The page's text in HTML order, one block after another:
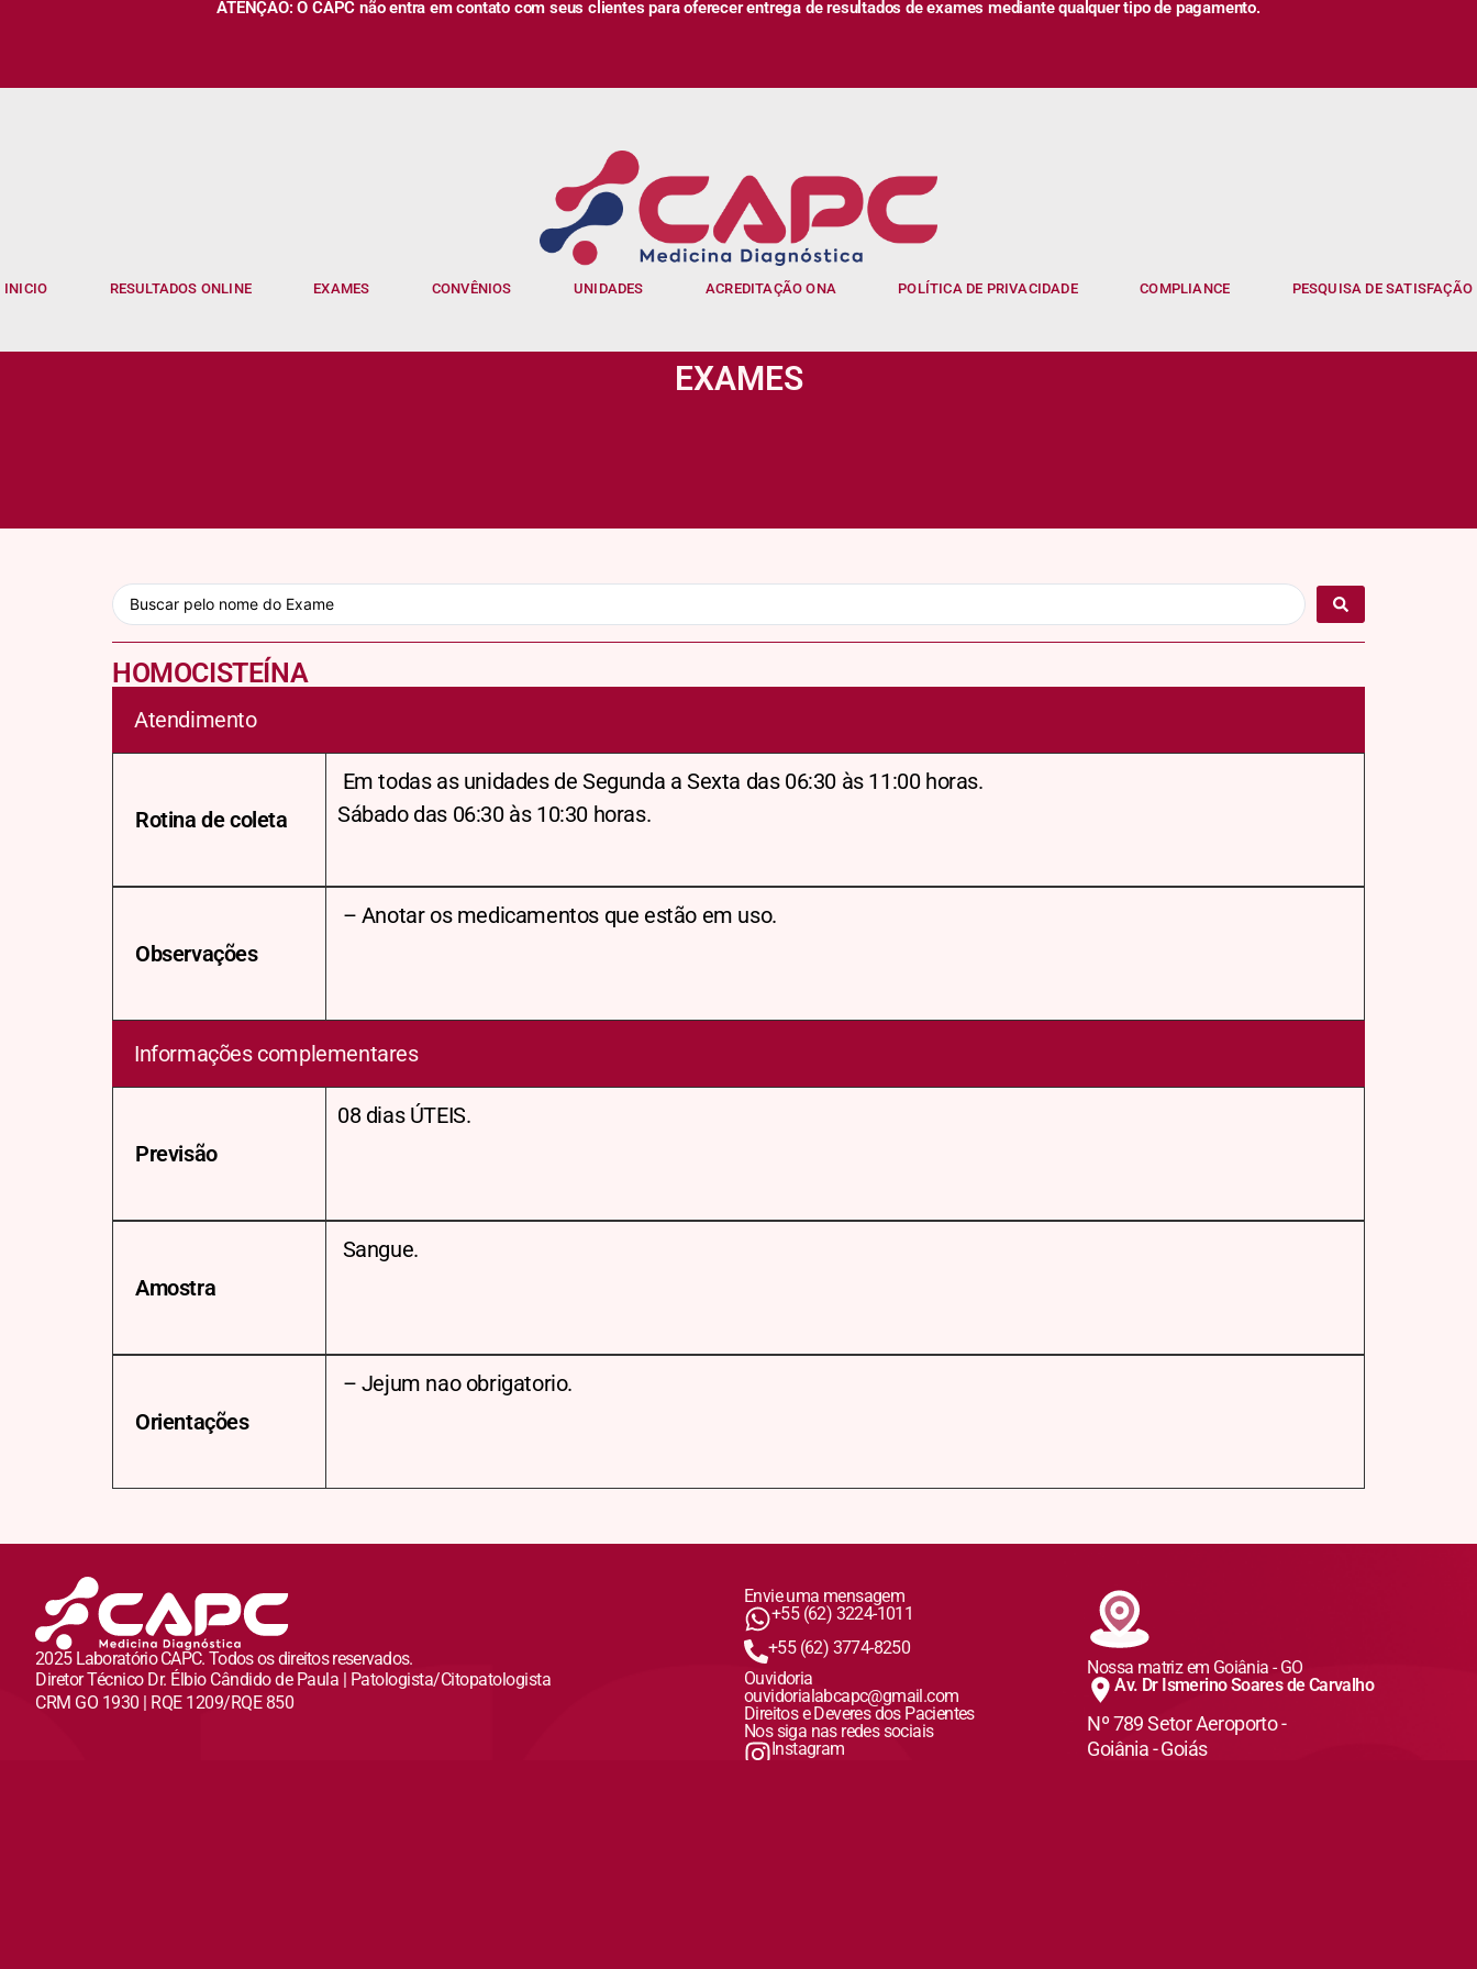
ATENÇÃO: O CAPC não entra em contato com seus clientes para oferecer entrega de resultados de exames mediante qualquer tipo de pagamento.
INICIO RESULTADOS ONLINE EXAMES CONVÊNIOS UNIDADES ACREDITAÇÃO ONA POLÍTICA DE PRIVACIDADE COMPLIANCE PESQUISA DE SATISFAÇÃO
EXAMES
HOMOCISTEÍNA
Atendimento
Rotina de coleta
Em todas as unidades de Segunda a Sexta das 06:30 às 11:00 horas.
Sábado das 06:30 às 10:30 horas.
Observações
– Anotar os medicamentos que estão em uso.
Informações complementares
Previsão
08 dias ÚTEIS.
Amostra
Sangue.
Orientações
– Jejum nao obrigatorio.
2025 Laboratório CAPC. Todos os direitos reservados.
Diretor Técnico Dr. Élbio Cândido de Paula | Patologista/Citopatologista
CRM GO 1930 | RQE 1209/RQE 850
Envie uma mensagem
+55 (62) 3224-1011
+55 (62) 3774-8250
Ouvidoria
ouvidorialabcapc@gmail.com
Direitos e Deveres dos Pacientes
Nos siga nas redes sociais
Instagram
Nossa matriz em Goiânia - GO
Av. Dr Ismerino Soares de Carvalho
Nº 789 Setor Aeroporto -
Goiânia - Goiás